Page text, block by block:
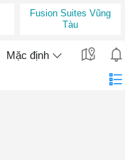
Fusion Suites Vũng
Tàu
Mặc định